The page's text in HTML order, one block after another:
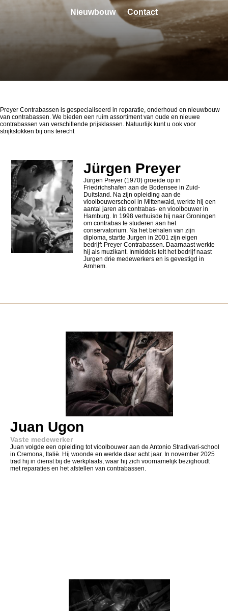
Nieuwbouw Contact
Preyer Contrabassen is gespecialiseerd in reparatie, onderhoud en nieuwbouw
van contrabassen. We bieden een ruim assortiment van oude en nieuwe
contrabassen van verschillende prijsklassen. Natuurlijk kunt u ook voor
strijkstokken bij ons terecht
Jürgen Preyer
Jürgen Preyer (1970) groeide op in
Friedrichshafen aan de Bodensee in Zuid-
Duitsland. Na zijn opleiding aan de
vioolbouwerschool in Mittenwald, werkte hij een
aantal jaren als contrabas- en vioolbouwer in
Hamburg. In 1998 verhuisde hij naar Groningen
om contrabas te studeren aan het
conservatorium. Na het behalen van zijn
diploma, startte Jurgen in 2001 zijn eigen
bedrijf: Preyer Contrabassen. Daarnaast werkte
hij als muzikant. Inmiddels telt het bedrijf naast
Jurgen drie medewerkers en is gevestigd in
Arnhem.
Juan Ugon
Vaste medewerker
Juan volgde een opleiding tot vioolbouwer aan de Antonio Stradivari-school
in Cremona, Italië. Hij woonde en werkte daar acht jaar. In november 2025
trad hij in dienst bij de werkplaats, waar hij zich voornamelijk bezighoudt
met reparaties en het afstellen van contrabassen.